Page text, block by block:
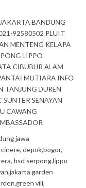
BANDUNG
92580502 PLUIT
MENTENG KELAPA
LIPPO
CIBUBUR ALAM
MUTIARA INFO
TANJUNG DUREN
SENAYAN
CAWANG
jawa
depok,bogor,
bsd serpong,lippo
garden
vill,